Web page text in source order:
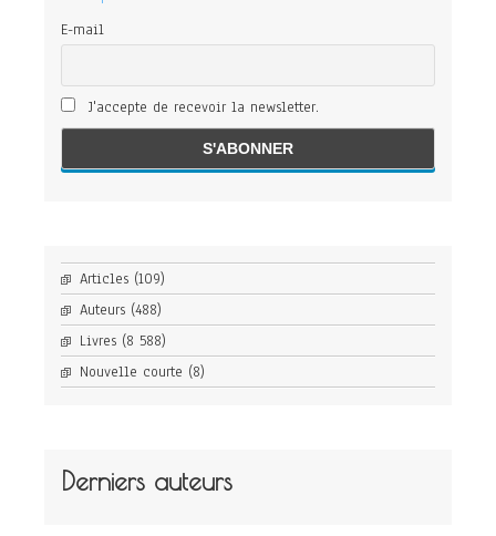
E-mail
J'accepte de recevoir la newsletter.
Articles (109)
Auteurs (488)
Livres (8 588)
Nouvelle courte (8)
Derniers auteurs